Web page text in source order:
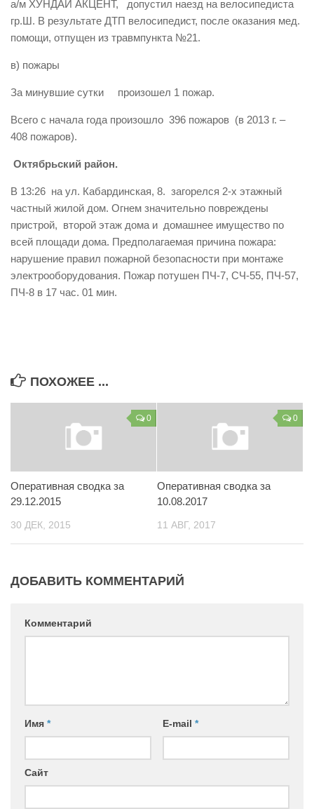
а/м ХУНДАЙ АКЦЕНТ, допустил наезд на велосипедиста
гр.Ш. В результате ДТП велосипедист, после оказания мед.
помощи, отпущен из травмпункта №21.
в) пожары
За минувшие сутки произошел 1 пожар.
Всего с начала года произошло 396 пожаров (в 2013 г. –
408 пожаров).
Октябрьский район.
В 13:26 на ул. Кабардинская, 8. загорелся 2-х этажный
частный жилой дом. Огнем значительно повреждены
пристрой, второй этаж дома и домашнее имущество по
всей площади дома. Предполагаемая причина пожара:
нарушение правил пожарной безопасности при монтаже
электрооборудования. Пожар потушен ПЧ-7, СЧ-55, ПЧ-57,
ПЧ-8 в 17 час. 01 мин.
ПОХОЖЕЕ ...
0
Оперативная сводка за
29.12.2015
30 ДЕК, 2015
0
Оперативная сводка за
10.08.2017
11 АВГ, 2017
ДОБАВИТЬ КОММЕНТАРИЙ
Комментарий
Имя * E-mail *
Сайт